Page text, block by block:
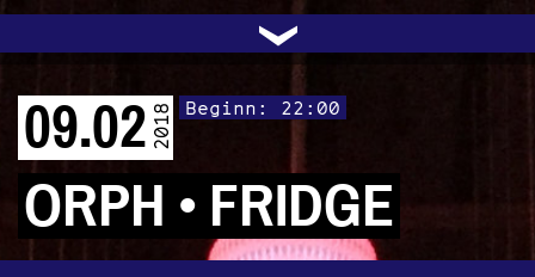
PROGRAMM
ARCHIV
AUDIO|VIDEO
LICHTBLICKE
TRANSIT
OFFENE TÜR
FACEBOOK
INSTAGRAM
KONTAKT
TRAFO
UNTERSTÜTZEN
POLITIK
›
ORPH • FRIDGE
Beginn: 22:00
09.022018